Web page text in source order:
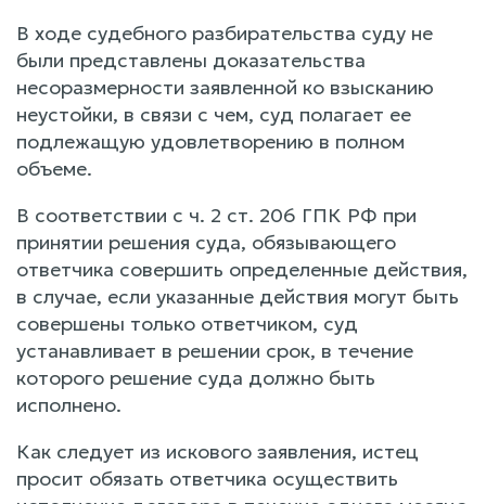
В ходе судебного разбирательства суду не
были представлены доказательства
несоразмерности заявленной ко взысканию
неустойки, в связи с чем, суд полагает ее
подлежащую удовлетворению в полном
объеме.
В соответствии с ч. 2 ст. 206 ГПК РФ при
принятии решения суда, обязывающего
ответчика совершить определенные действия,
в случае, если указанные действия могут быть
совершены только ответчиком, суд
устанавливает в решении срок, в течение
которого решение суда должно быть
исполнено.
Как следует из искового заявления, истец
просит обязать ответчика осуществить